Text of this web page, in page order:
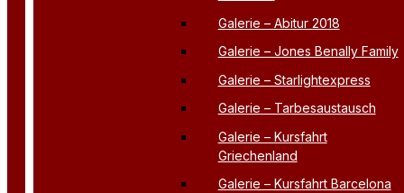
Galerie – Abitur 2018
Galerie – Jones Benally Family
Galerie – Starlightexpress
Galerie – Tarbesaustausch
Galerie – Kursfahrt
Griechenland
Galerie – Kursfahrt Barcelona